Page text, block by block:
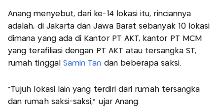
Anang menyebut, dari ke-14 lokasi itu, rinciannya
adalah, di Jakarta dan Jawa Barat sebanyak 10 lokasi
dimana yang ada di Kantor PT AKT, kantor PT MCM
yang terafiliasi dengan PT AKT atau tersangka ST,
rumah tinggal Samin Tan dan beberapa saksi.
"Tujuh lokasi lain yang terdiri dari rumah tersangka
dan rumah saksi-saksi," ujar Anang.